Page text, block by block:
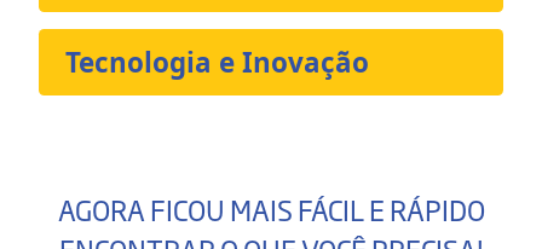
Tecnologia e Inovação
AGORA FICOU MAIS FÁCIL E RÁPIDO